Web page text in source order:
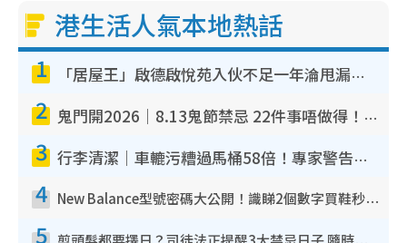
港生活人氣本地熱話
1 「居屋王」啟德啟悅苑入伙不足一年淪甩漏之王！插頭噴火花致大停電 多戶業主全屋家電報銷
2 鬼門開2026｜8.13鬼節禁忌 22件事唔做得！燒肉、刺身要少食？半夜勿吹口哨/打呢個電話
3 行李清潔｜車轆污糟過馬桶58倍！專家警告忌用酒精抹 教1招免污手除菌
4 New Balance型號密碼大公開！識睇2個數字買鞋秒知功能免中伏 附5大熱門鞋款
5